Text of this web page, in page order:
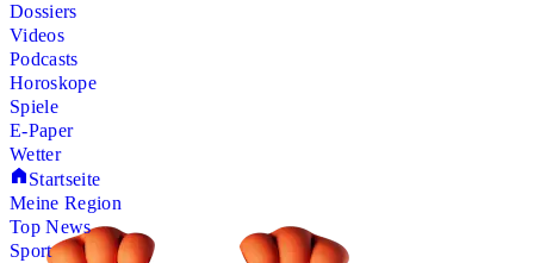
Dossiers
Videos
Podcasts
Horoskope
Spiele
E-Paper
Wetter
Startseite
Meine Region
Top News
Sport